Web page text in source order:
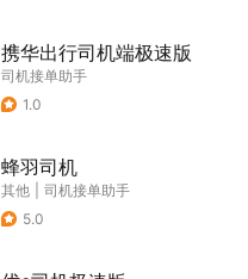
携华出行司机端极速版
司机接单助手
1.0
蜂羽司机
其他
司机接单助手
5.0